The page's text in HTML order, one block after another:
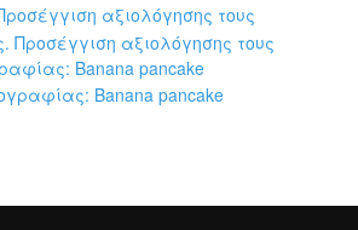
αξιολόγησης τους
Banana pancake